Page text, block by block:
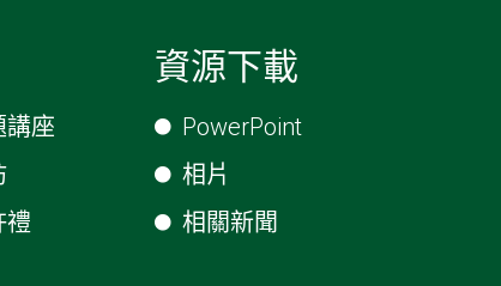
講座
禮
資源下載
PowerPoint
相片
相關新聞